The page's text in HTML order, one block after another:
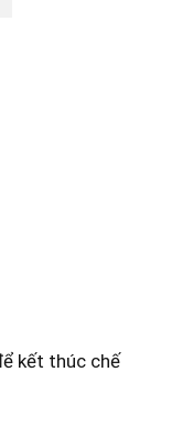
kết thúc chế